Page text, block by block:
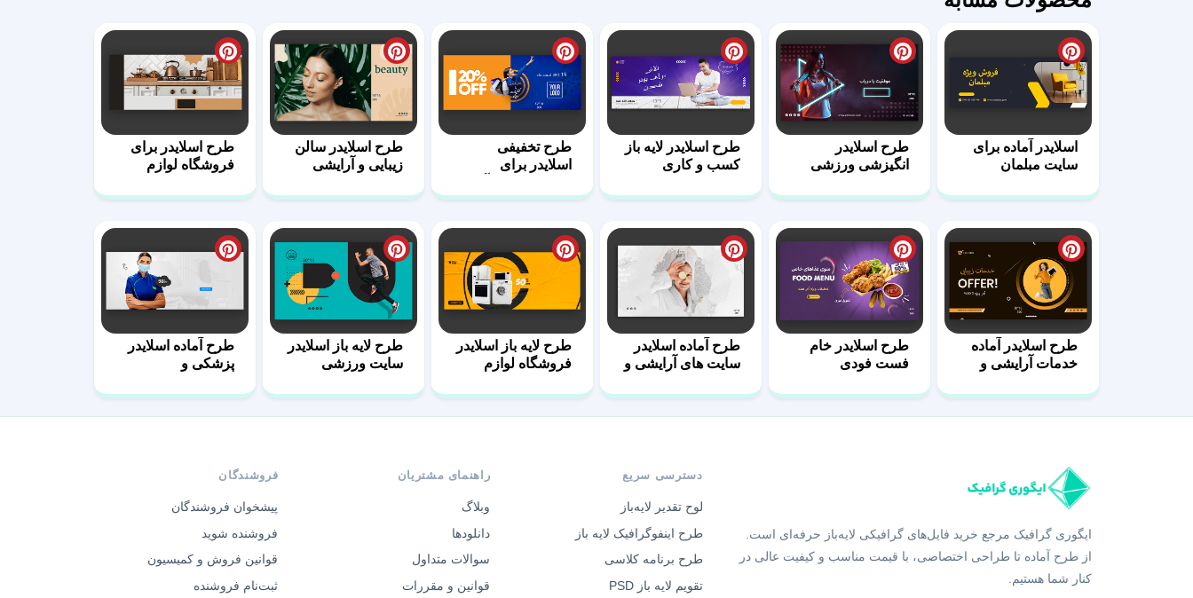
اسلایدر آماده برای
سایت مبلمان
طرح اسلایدر
انگیزشی ورزشی
طرح اسلایدر لایه باز
کسب و کاری
طرح تخفیفی
اسلایدر برای
طرح اسلایدر سالن
زیبایی و آرایشی
طرح اسلایدر برای
فروشگاه لوازم
طرح اسلایدر آماده
خدمات آرایشی و
طرح اسلایدر خام
فست فودی
طرح آماده اسلایدر
سایت های آرایشی و
طرح لایه باز اسلایدر
فروشگاه لوازم
طرح لایه باز اسلایدر
سایت ورزشی
طرح آماده اسلایدر
پزشکی و
ایگوری گرافیک مرجع خرید فایل‌های گرافیکی لایه‌باز حرفه‌ای است.
از طرح آماده تا طراحی اختصاصی، با قیمت مناسب و کیفیت عالی در
کنار شما هستیم.
دسترسی سریع
لوح تقدیر لایه‌باز
طرح اینفوگرافیک لایه باز
طرح برنامه کلاسی
تقویم لایه باز PSD
راهنمای مشتریان
وبلاگ
دانلودها
سوالات متداول
قوانین و مقررات
فروشندگان
پیشخوان فروشندگان
فروشنده شوید
قوانین فروش و کمیسیون
ثبت‌نام فروشنده